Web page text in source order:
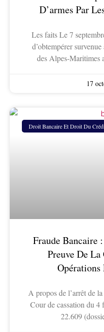
D’armes Par
Les faits Le 7
d’obtempérer
des Alpes-Maritimes
17
Droit Bancaire Et Droit Du
Fraude Bancaire
Preuve De
Opérations
A propos de l’arrêt de
Cour de cassation du
22.609